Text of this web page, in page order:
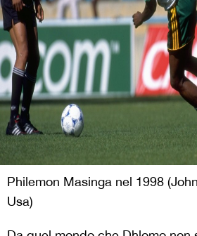
Philemon Masinga nel 1998
Usa)